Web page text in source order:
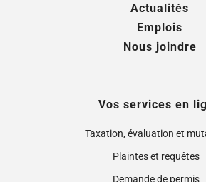
Actualités
Emplois
Nous joindre
Vos services en
Taxation, évaluation et
Plaintes et requêtes
Demande de permis